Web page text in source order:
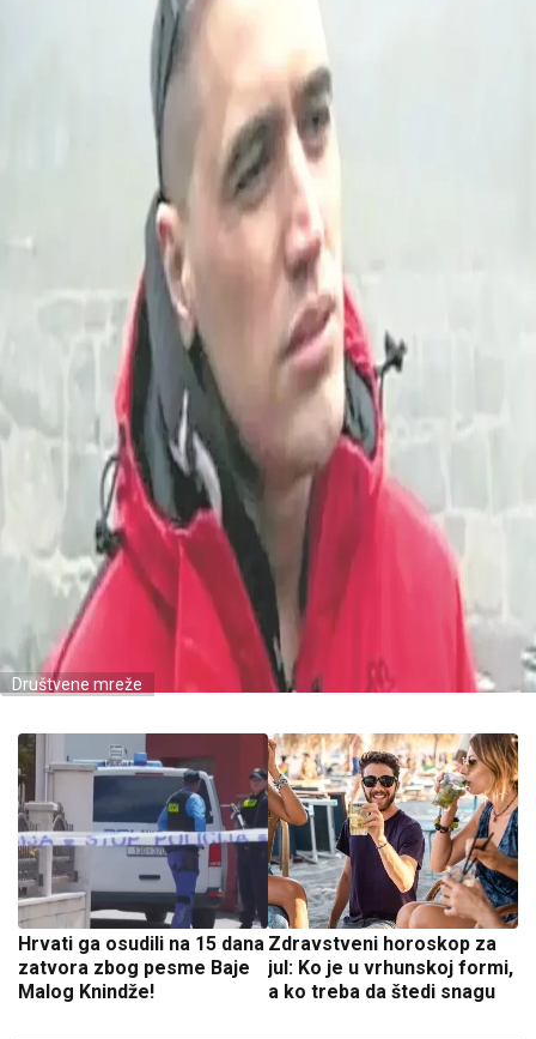
Društvene mreže
Hrvati ga osudili na 15 dana
zatvora zbog pesme Baje
Malog Knindže!
Zdravstveni horoskop za
jul: Ko je u vrhunskoj formi,
a ko treba da štedi snagu